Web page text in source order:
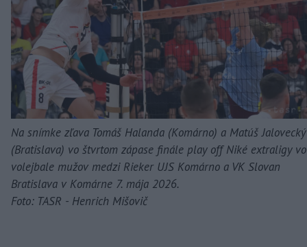
Na snímke zľava Tomáš Halanda (Komárno) a Matúš Jalovecký
(Bratislava) vo štvrtom zápase finále play off Niké extraligy vo
volejbale mužov medzi Rieker UJS Komárno a VK Slovan
Bratislava v Komárne 7. mája 2026.
Foto: TASR - Henrich Mišovič